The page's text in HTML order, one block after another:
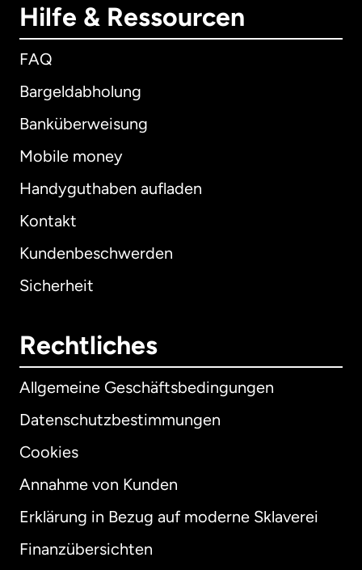
Hilfe & Ressourcen
FAQ
Bargeldabholung
Banküberweisung
Mobile money
Handyguthaben aufladen
Kontakt
Kundenbeschwerden
Sicherheit
Rechtliches
Allgemeine Geschäftsbedingungen
Datenschutzbestimmungen
Cookies
Annahme von Kunden
Erklärung in Bezug auf moderne Sklaverei
Finanzübersichten
International English